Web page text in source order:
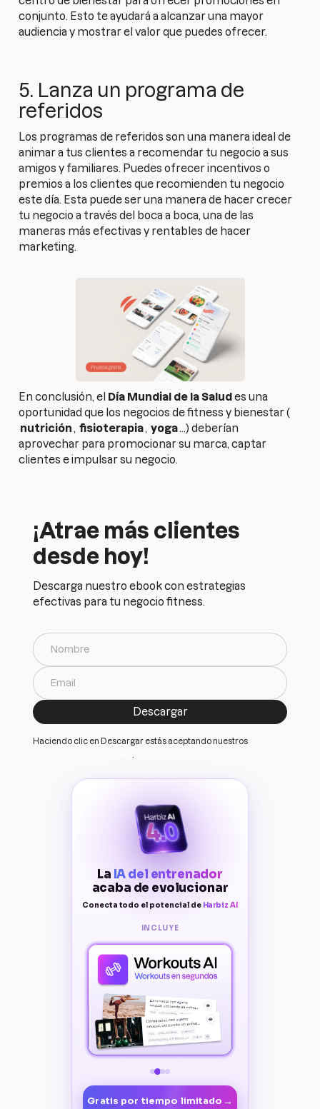
conjunto. Esto te ayudará a alcanzar una mayor
audiencia y mostrar el valor que puedes ofrecer.
5. Lanza un programa de
referidos
Los programas de referidos son una manera ideal de
animar a tus clientes a recomendar tu negocio a sus
amigos y familiares. Puedes ofrecer incentivos o
premios a los clientes que recomienden tu negocio
este día. Esta puede ser una manera de hacer crecer
tu negocio a través del boca a boca, una de las
maneras más efectivas y rentables de hacer
marketing.
En conclusión, el Día Mundial de la Saludes una
oportunidad que los negocios de fitness y bienestar (
nutrición , fisioterapia, yoga…) deberían
aprovechar para promocionar su marca, captar
clientes e impulsar su negocio.
¡Atrae más clientes
desde hoy!
Descarga nuestro ebook con estrategias
efectivas para tu negocio fitness.
Haciendo clic en Descargar estás aceptando nuestros
La IA del entrenador
acaba de evolucionar
Conecta todo el potencial de Harbiz AI
INCLUYE
Gratis por tiempo limitado →